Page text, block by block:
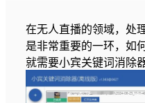
在无人直播的领域，处
是非常重要的一环，如
就需要小宾关键词消除